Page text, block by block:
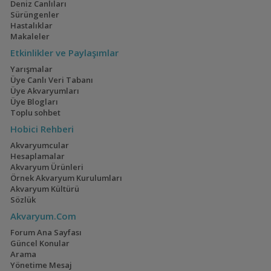
(2)
Mavi Melek Karides
Cyrtocara Moorii
Geophagus Tapajos
Deniz Canlıları
Sürüngenler
Hastalıklar
Makaleler
Etkinlikler ve Paylaşımlar
Yarışmalar
Üye Canlı Veri Tabanı
Üye Akvaryumları
Üye Blogları
Toplu sohbet
Hobici Rehberi
Akvaryumcular
Hesaplamalar
Akvaryum Ürünleri
Örnek Akvaryum Kurulumları
Akvaryum Kültürü
Sözlük
Akvaryum.Com
Forum Ana Sayfası
Güncel Konular
Arama
Yönetime Mesaj